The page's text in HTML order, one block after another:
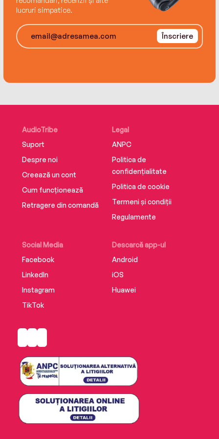
lucruri simpatice.
Înscriere
AudioTribe
Suport
Despre noi
Creează un cont
Cum funcționează
Retragere din comandă
Social Media
Facebook
LinkedIn
Instagram
TikTok
Descarcă app-ul
Android
iOS
Huawei
Legal
ANPC
Politica de
confidențialitate
Politica de cookie
Termeni și condiții
Regulamente